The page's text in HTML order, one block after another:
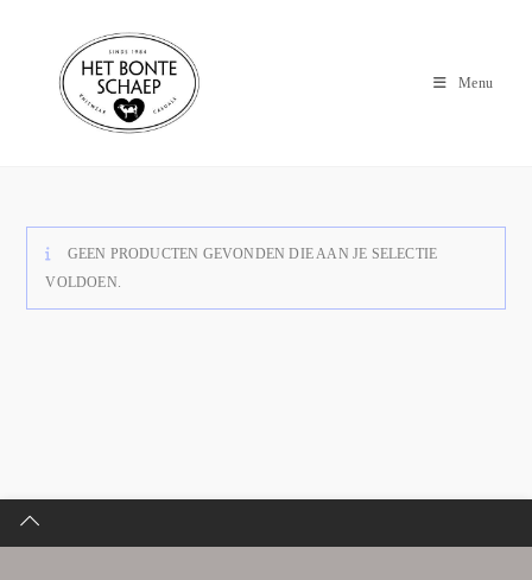
Menu
GEEN PRODUCTEN GEVONDEN DIE AAN JE SELECTIE
VOLDOEN.